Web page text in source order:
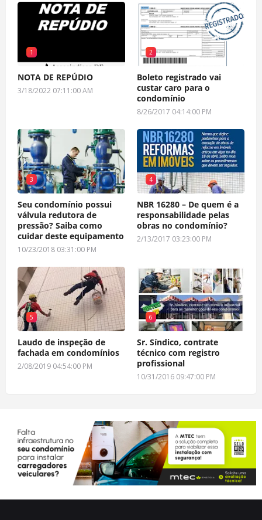
1
NOTA DE REPÚDIO
3/18/2022 07:11:00 AM
2
Boleto registrado vai
custar caro para o
condomínio
8/26/2017 04:14:00 PM
3
Seu condomínio possui
válvula redutora de
pressão? Saiba como
cuidar deste equipamento
10/23/2018 03:31:00 PM
4
NBR 16280 – De quem é a
responsabilidade pelas
obras no condomínio?
2/13/2017 03:23:00 PM
5
Laudo de inspeção de
fachada em condomínios
2/08/2019 04:54:00 PM
6
Sr. Síndico, contrate
técnico com registro
profissional
10/31/2016 09:47:00 PM